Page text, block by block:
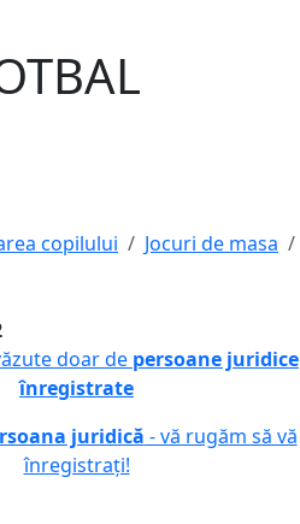
copilului Jocuri de masa
doar de persoane juridice
înregistrate
juridică - vă rugăm să vă
înregistrați!